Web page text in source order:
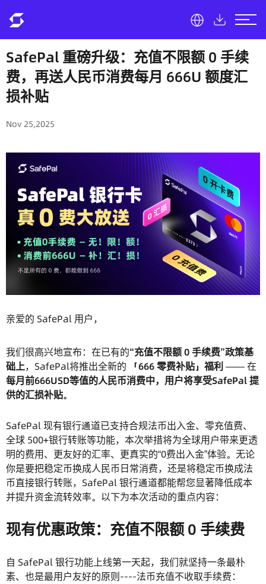
SafePal 重磅升级：充值不限额 0 手续
费，再送人民币消费每月 666U 额度汇
损补贴
Nov 25,2025
亲爱的 SafePal 用户，
我们很高兴地宣布：在已有的“充值不限额 0 手续费”政策基
础上，SafePal将推出全新的 「666 零费补贴」福利 —— 在
每月前666USD等值的人民币消费中，用户将享受SafePal 提
供的汇损补贴。
SafePal 现有银行通道已支持合规法币出入金、零充值费、
全球 500+银行转账等功能，本次举措将为全球用户带来更透
明的费用、更友好的汇率、更真实的“0费出入金”体验。无论
你是要把稳定币换成人民币日常消费，还是将稳定币换成法
币直接银行转账，SafePal 银行通道都能帮您显著降低成本
并提升资金流转效率。以下为本次活动的重点内容：
现有优惠政策：充值不限额 0 手续费
自 SafePal 银行功能上线第一天起，我们就坚持一条最朴
素、也是最用户友好的原则----法币充值不收取手续费：